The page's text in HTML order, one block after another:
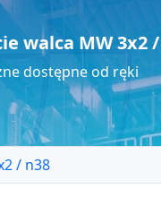
walca MW 3x2
dostępne od ręki
/ n38